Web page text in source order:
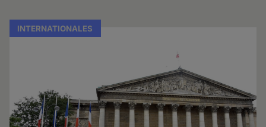
INTERNATIONALES